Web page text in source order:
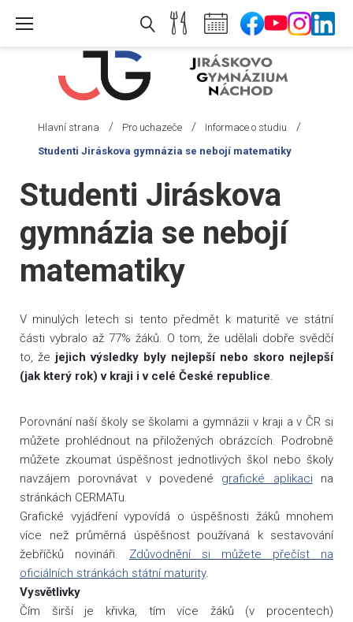
Hlavní strana / Pro uchazeče / Informace o studiu /
Studenti Jiráskova gymnázia se nebojí matematiky
Studenti Jiráskova
gymnázia se nebojí
matematiky
V minulých letech si tento předmět k maturitě ve státní
části vybralo až 77% žáků. O tom, že udělali dobře svědčí
to, že jejich výsledky byly nejlepší nebo skoro nejlepší
(jak který rok) v kraji i v celé České republice.
Porovnání naší školy se školami a gymnázii v kraji a v ČR si
můžete prohlédnout na přiložených obrázcích. Podrobně
můžete zkoumat úspěšnost jednotlivých škol nebo školy
navzájem porovnávat v povedené grafické aplikacina
stránkách CERMATu.
Grafické vyjádření vypovídá o úspěšnosti žáků mnohem
více než průměrná úspěšnost používaná k sestavování
žebříčků novináři. Zdůvodnění si můžete přečíst na
oficiálních stránkách státní maturity.
Vysvětlivky
Čím širší je křivka, tím více žáků (v procentech)